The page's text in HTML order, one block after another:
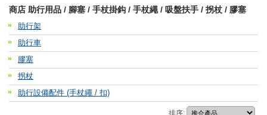
商店 助行用品 / 腳塞 / 手杖掛鈎 / 手杖繩 / 吸盤扶手 / 拐杖 / 膠塞
助行架
助行車
膠塞
拐杖
助行設備配件 (手杖繩 / 扣)
排序: